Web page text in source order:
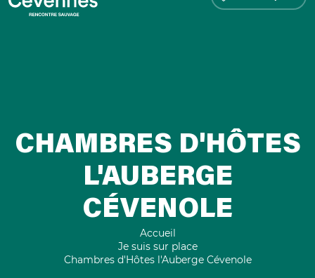
CHAMBRES D'HÔTES
L'AUBERGE
CÉVENOLE
Accueil
Je suis sur place
Chambres d'Hôtes l'Auberge Cévenole